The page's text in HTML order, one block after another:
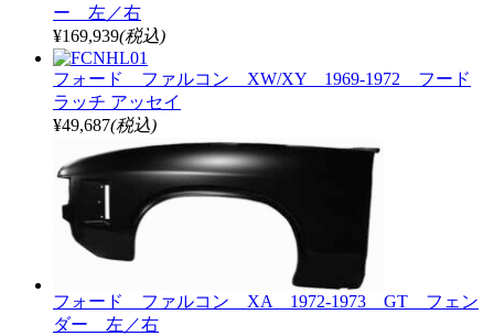
ー 左／右
¥169,939(税込)
フォード ファルコン XW/XY 1969-1972 フード
ラッチ アッセイ
¥49,687(税込)
フォード ファルコン XA 1972-1973 GT フェン
ダー 左／右